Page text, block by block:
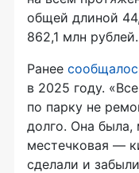
общей длиной
862,1 млн рублей.
Ранее
в 2025 году.
по парку не
долго. Она была,
местечковая —
сделали и